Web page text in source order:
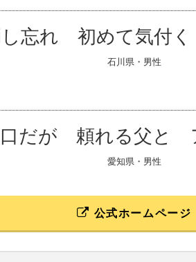
忘れ 初めて気付
石川県・男性
だが 頼れる父と
愛知県・男性
公式ホームページ